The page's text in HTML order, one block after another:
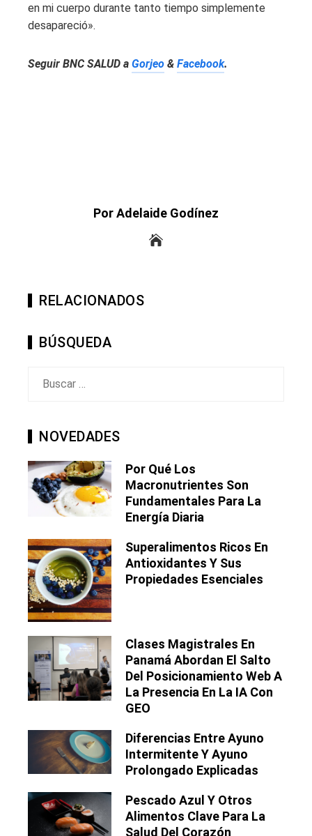
en mi cuerpo durante tanto tiempo simplemente
desapareció».
Seguir BNC SALUD a Gorjeo & Facebook.
Por Adelaide Godínez
RELACIONADOS
BÚSQUEDA
NOVEDADES
Por Qué Los
Macronutrientes Son
Fundamentales Para La
Energía Diaria
Superalimentos Ricos En
Antioxidantes Y Sus
Propiedades Esenciales
Clases Magistrales En
Panamá Abordan El Salto
Del Posicionamiento Web A
La Presencia En La IA Con
GEO
Diferencias Entre Ayuno
Intermitente Y Ayuno
Prolongado Explicadas
Pescado Azul Y Otros
Alimentos Clave Para La
Salud Del Corazón